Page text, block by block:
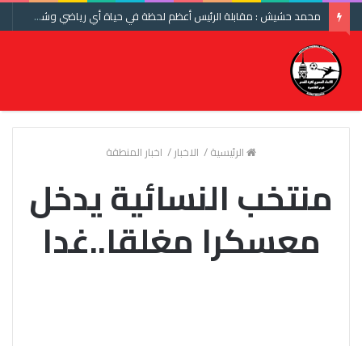
محمد حشيش : مقابلة الرئيس أعظم لحظة في حياة أي رياضي وشكرا اتحاد الكرة ومنتخب مصر
الرئيسية/ الاخبار/ اخبار المنطقة
منتخب النسائية يدخل
معسكرا مغلقا..غدا